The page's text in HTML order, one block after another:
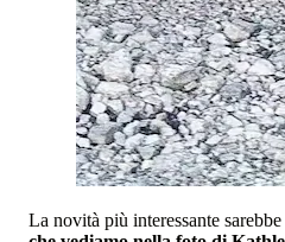
La novità più interessante